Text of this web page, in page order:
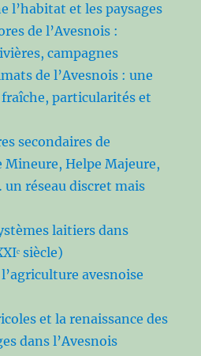
l’habitat et les paysages
de l’Avesnois :
campagnes
de l’Avesnois : une
particularités et
secondaires de
Mineure, Helpe Majeure,
réseau discret mais
laitiers dans
siècle)
avesnoise
et la renaissance des
dans l’Avesnois